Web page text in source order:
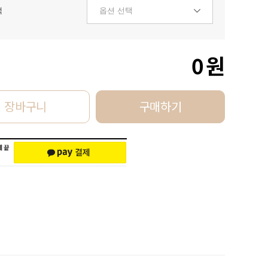
0원
장바구니 구매하기